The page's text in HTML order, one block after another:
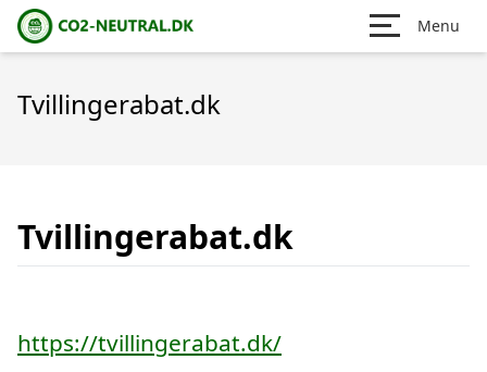
Menu
Tvillingerabat.dk
Tvillingerabat.dk
https://tvillingerabat.dk/